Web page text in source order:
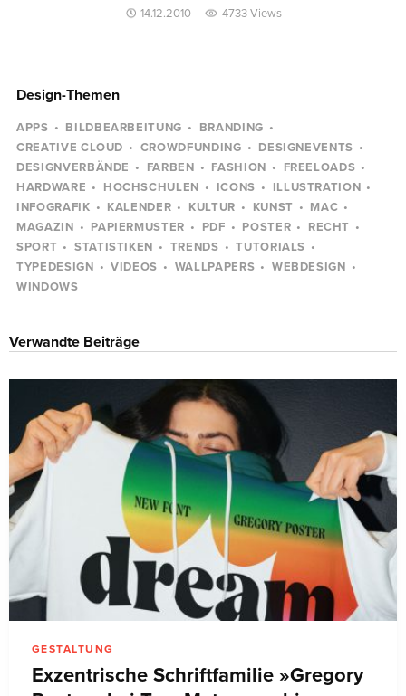
14.12.2010| 4733 Views
Design-Themen
APPS BILDBEARBEITUNG
BRANDING
CREATIVE CLOUD
CROWDFUNDING
DESIGNEVENTS
DESIGNVERBÄNDE
FARBEN FASHION
FREELOADS
HARDWARE
HOCHSCHULEN ICONS
ILLUSTRATION
INFOGRAFIK
KALENDER KULTUR KUNST
MAC
MAGAZIN
PAPIERMUSTER PDF POSTER
RECHT
SPORT
STATISTIKEN TRENDS
TUTORIALS
TYPEDESIGN
VIDEOS WALLPAPERS
WEBDESIGN
WINDOWS
Verwandte Beiträge
GESTALTUNG
Exzentrische Schriftfamilie »Gregory